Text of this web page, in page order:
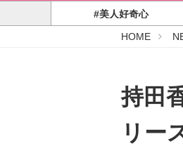
#美人好奇心
HOME#
子
持田
リー